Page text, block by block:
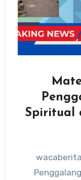
Spiritual